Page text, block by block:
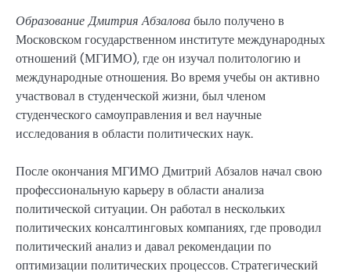
Образование Дмитрия Абзаловабыло получено в
Московском государственном институте международных
отношений (МГИМО), где он изучал политологию и
международные отношения. Во время учебы он активно
участвовал в студенческой жизни, был членом
студенческого самоуправления и вел научные
исследования в области политических наук.
После окончания МГИМО Дмитрий Абзалов начал свою
профессиональную карьеру в области анализа
политической ситуации. Он работал в нескольких
политических консалтинговых компаниях, где проводил
политический анализ и давал рекомендации по
оптимизации политических процессов. Стратегический